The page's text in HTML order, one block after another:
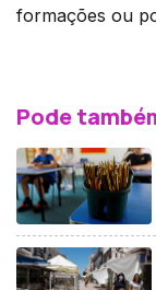
formações ou
Pode